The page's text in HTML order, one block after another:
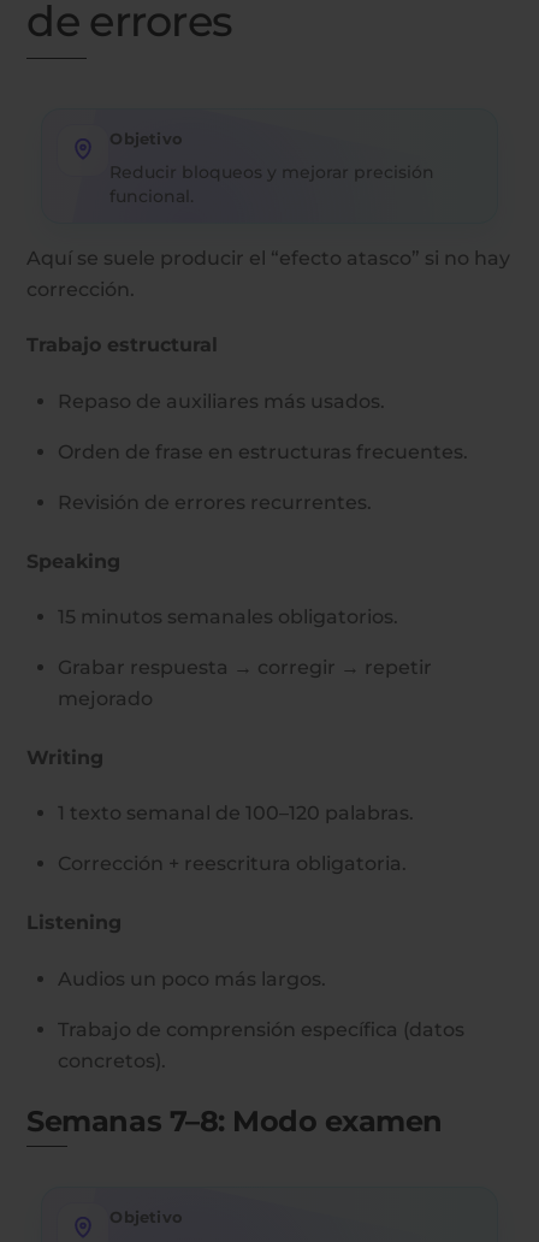
de errores
Objetivo
Reducir bloqueos y mejorar precisión
funcional.
Aquí se suele producir el “efecto atasco” si no hay
corrección.
Trabajo estructural
Repaso de auxiliares más usados.
Orden de frase en estructuras frecuentes.
Revisión de errores recurrentes.
Speaking
15 minutos semanales obligatorios.
Grabar respuesta → corregir → repetir
mejorado
Writing
1 texto semanal de 100–120 palabras.
Corrección + reescritura obligatoria.
Listening
Audios un poco más largos.
Trabajo de comprensión específica (datos
concretos).
Semanas 7–8: Modo examen
Objetivo